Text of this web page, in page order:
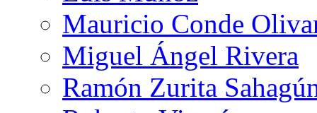
Mauricio Conde
Miguel Ángel Rivera
Ramón Zurita